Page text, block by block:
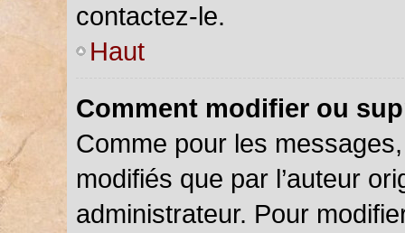
contactez-le.
Haut
Comment modifier ou
Comme pour les
modifiés que par l’auteur
administrateur. Pour